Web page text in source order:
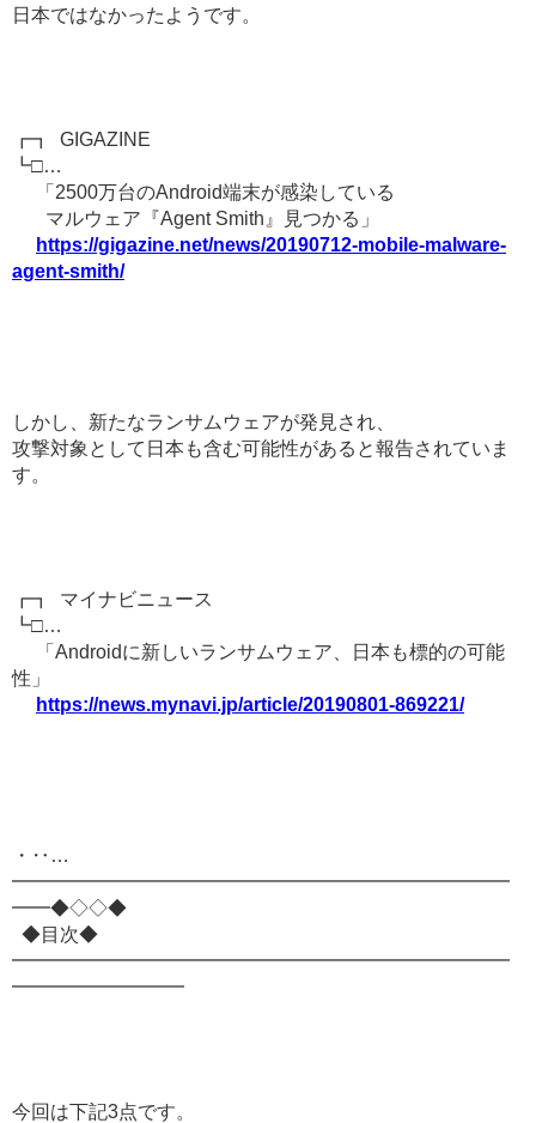
日本ではなかったようです。
┏┓ GIGAZINE
┗□…
「2500万台のAndroid端末が感染している
マルウェア『Agent Smith』見つかる」
https://gigazine.net/news/20190712-mobile-malware-
agent-smith/
しかし、新たなランサムウェアが発見され、
攻撃対象として日本も含む可能性があると報告されていま
す。
┏┓ マイナビニュース
┗□…
「Androidに新しいランサムウェア、日本も標的の可能
性」
https://news.mynavi.jp/article/20190801-869221/
・‥…
━━━━━━━━━━━━━━━━━━━━━━━━━━
━━◆◇◇◆
◆目次◆
━━━━━━━━━━━━━━━━━━━━━━━━━━
━━━━━━━━━
今回は下記3点です。